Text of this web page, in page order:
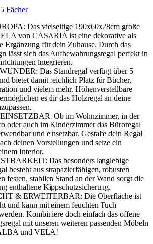
Fächer
Das vielseitige 190x60x28cm große
von CASARIA ist eine dekorative als
Ergänzung für dein Zuhause. Durch das
lässt sich das Aufbewahrungsregal perfekt in
integrieren.
Das Standregal verfügt über 5
bietet damit reichlich Platz für Bücher,
und vielem mehr. Höhenverstellbare
es dir das Holzregal an deine
Ob im Wohnzimmer, in der
oder auch im Kinderzimmer das Büroregal
und einsetzbar. Gestalte dein Regal
deinen Vorstellungen und setze ein
Interior.
Das besonders langlebige
besteht aus strapazierfähigen, robusten
festen, stabilen Stand an der Wand sorgt die
enthaltene Kippschutzsicherung.
& ERWEITERBAR: Die Oberfläche ist
und kann mit einem feuchten Tuch
Kombiniere doch einfach das offene
mit unseren weiteren passenden Möbeln
und VELA!